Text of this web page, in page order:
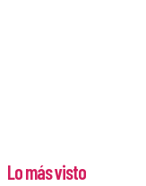
Lo más visto